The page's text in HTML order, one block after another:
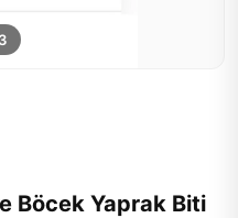
3
Böcek Yaprak Biti